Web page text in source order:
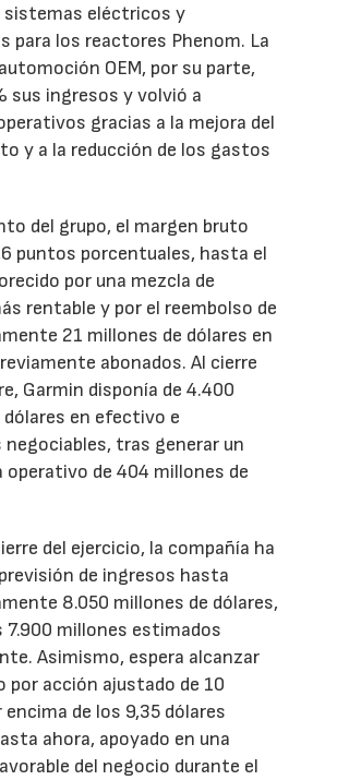
sistemas eléctricos y
para los reactores Phenom. La
OEM, por su parte,
sus ingresos y volvió a
gracias a la mejora del
y a la reducción de los gastos
del grupo, el margen bruto
puntos porcentuales, hasta el
por una mezcla de
rentable y por el reembolso de
21 millones de dólares en
abonados. Al cierre
Garmin disponía de 4.400
dólares en efectivo e
negociables, tras generar un
operativo de 404 millones de
del ejercicio, la compañía ha
de ingresos hasta
8.050 millones de dólares,
millones estimados
Asimismo, espera alcanzar
por acción ajustado de 10
encima de los 9,35 dólares
ahora, apoyado en una
del negocio durante el